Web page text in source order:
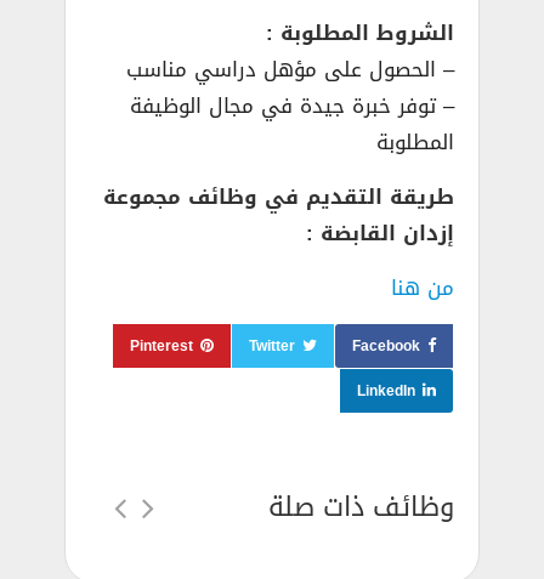
الشروط المطلوبة :
– الحصول على مؤهل دراسي مناسب
– توفر خبرة جيدة في مجال الوظيفة
المطلوبة
طريقة التقديم في وظائف مجموعة
إزدان القابضة :
من هنا
Facebook
Twitter
Pinterest
LinkedIn
وظائف ذات صلة